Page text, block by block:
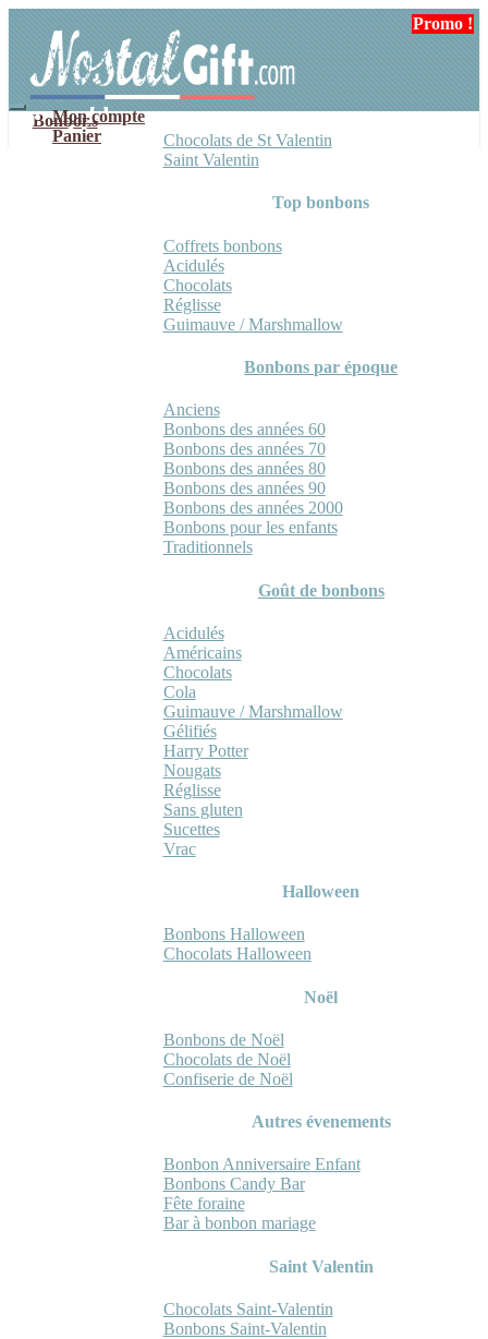
navigation
contenu
Mon compte
Panier
Bonbons
Chocolats de St Valentin
Saint Valentin
Top bonbons
Coffrets bonbons
Acidulés
Chocolats
Réglisse
Guimauve / Marshmallow
Bonbons par époque
Anciens
Bonbons des années 60
Bonbons des années 70
Bonbons des années 80
Bonbons des années 90
Bonbons des années 2000
Bonbons pour les enfants
Traditionnels
Goût de bonbons
Acidulés
Américains
Chocolats
Cola
Guimauve / Marshmallow
Gélifiés
Harry Potter
Nougats
Réglisse
Sans gluten
Sucettes
Vrac
Halloween
Bonbons Halloween
Chocolats Halloween
Noël
Bonbons de Noël
Chocolats de Noël
Confiserie de Noël
Autres évenements
Bonbon Anniversaire Enfant
Bonbons Candy Bar
Fête foraine
Bar à bonbon mariage
Saint Valentin
Chocolats Saint-Valentin
Bonbons Saint-Valentin
Promo !
Promo !
Promo !